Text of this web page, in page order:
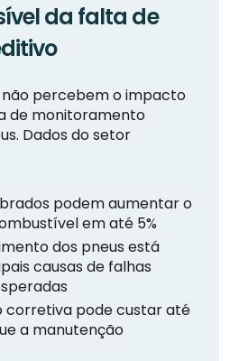
da falta de
percebem o impacto
de monitoramento
Dados do setor
podem aumentar o
em até 5%
dos pneus está
causas de falhas
corretiva pode custar até
a manutenção